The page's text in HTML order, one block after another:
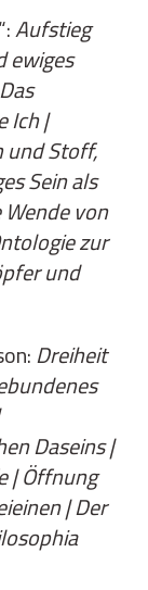
Aufstieg
ewiges
Ich |
und Stoff,
Sein als
von
zur
und
Dreiheit
Daseins |
| Öffnung
| Der